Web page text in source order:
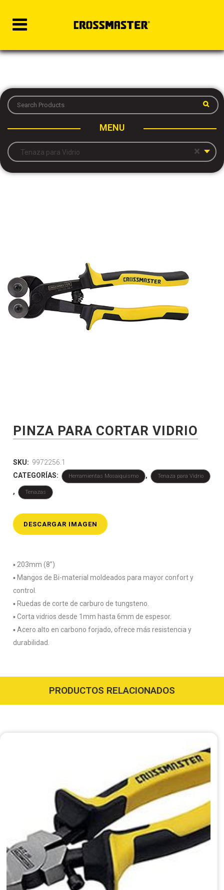
MENU
×
Tenaza para Vidrio
PINZA PARA CORTAR VIDRIO
SKU: 9972256.1
CATEGORÍAS:
Herramientas Mosaiquismo , Tenaza para Vidrio
, Tenazas
DESCARGAR IMAGEN
▪️ 203mm (8”)
▪️ Mangos de Bi-material moldeados para mayor confort y
control.
▪️ Ruedas de corte de carburo de tungsteno.
▪️ Corta vidrios desde 1mm hasta 6mm de espesor.
▪️ Acero alto en carbono forjado, ofrece más resistencia y
durabilidad.
PRODUCTOS RELACIONADOS